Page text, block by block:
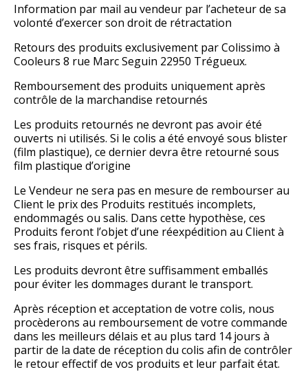
Information par mail au vendeur par l’acheteur de sa
volonté d’exercer son droit de rétractation
Retours des produits exclusivement par Colissimo à
Cooleurs 8 rue Marc Seguin 22950 Trégueux.
Remboursement des produits uniquement après
contrôle de la marchandise retournés
Les produits retournés ne devront pas avoir été
ouverts ni utilisés. Si le colis a été envoyé sous blister
(film plastique), ce dernier devra être retourné sous
film plastique d’origine
Le Vendeur ne sera pas en mesure de rembourser au
Client le prix des Produits restitués incomplets,
endommagés ou salis. Dans cette hypothèse, ces
Produits feront l’objet d’une réexpédition au Client à
ses frais, risques et périls.
Les produits devront être suffisamment emballés
pour éviter les dommages durant le transport.
Après réception et acceptation de votre colis, nous
procèderons au remboursement de votre commande
dans les meilleurs délais et au plus tard 14 jours à
partir de la date de réception du colis afin de contrôler
le retour effectif de vos produits et leur parfait état.